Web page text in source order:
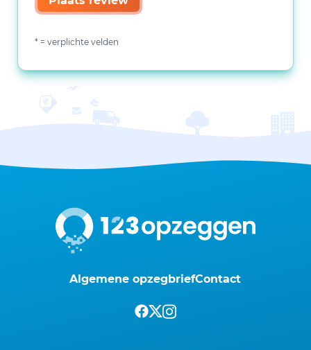
* = verplichte velden
Algemene opzegbriefContact